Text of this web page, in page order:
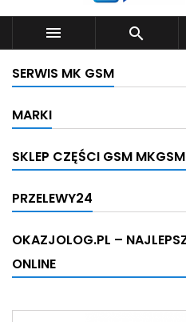
 
SERWIS MK GSM
MARKI
SKLEP CZĘŚCI GSM
PRZELEWY24
OKAZJOLOG.PL –
ONLINE